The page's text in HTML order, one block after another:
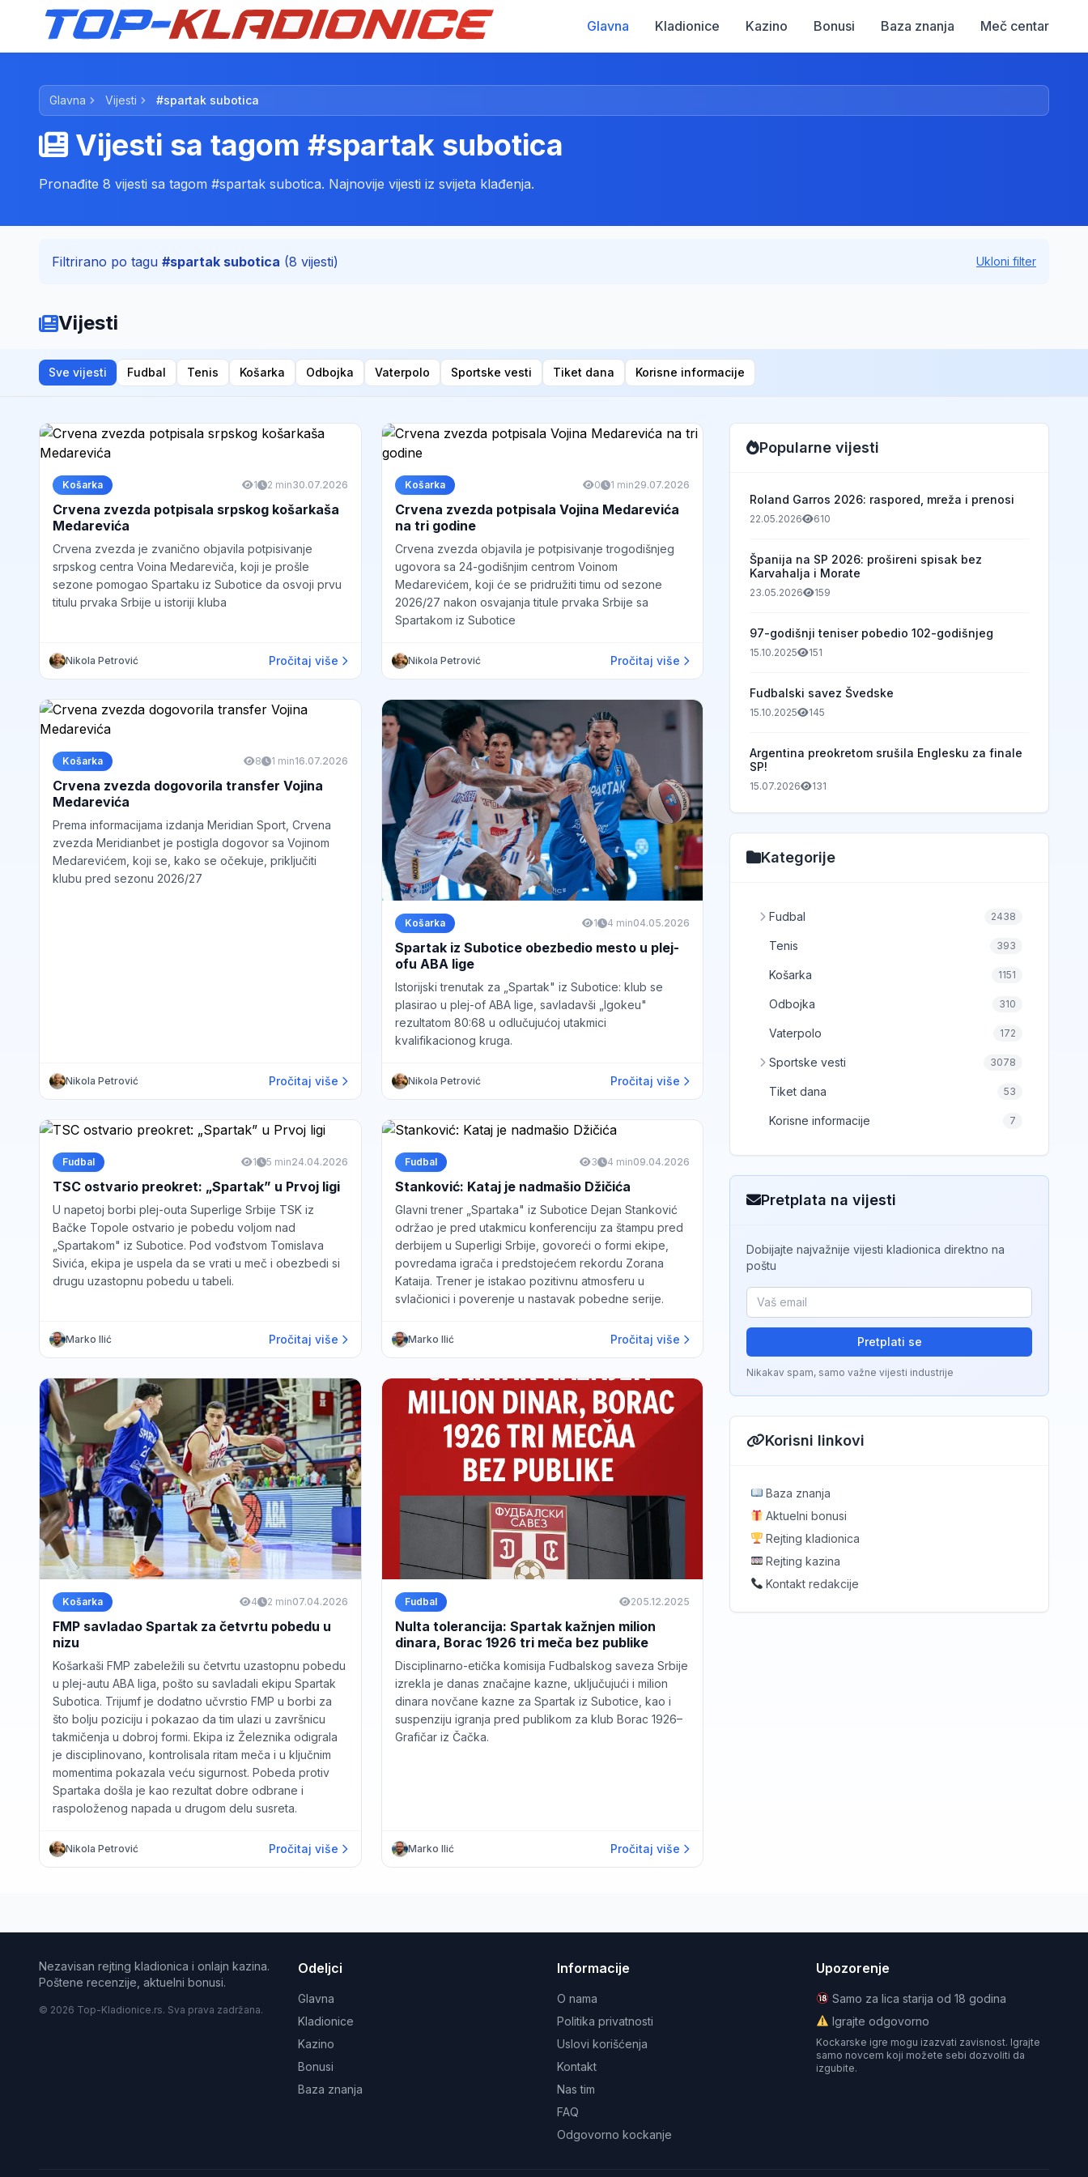
Glavna Kladionice Kazino Bonusi Baza znanja Meč centar
Glavna Vijesti #spartak subotica
Vijesti sa tagom #spartak subotica
Pronađite 8 vijesti sa tagom #spartak subotica. Najnovije vijesti iz svijeta klađenja.
Filtrirano po tagu #spartak subotica (8 vijesti) Ukloni filter
Vijesti
Sve vijesti Fudbal Tenis Košarka Odbojka Vaterpolo Sportske vesti Tiket dana Korisne informacije
Košarka 1 2 min30.07.2026
Crvena zvezda potpisala srpskog košarkaša
Medarevića
Crvena zvezda je zvanično objavila potpisivanje
srpskog centra Voina Medareviča, koji je prošle
sezone pomogao Spartaku iz Subotice da osvoji prvu
titulu prvaka Srbije u istoriji kluba
Nikola Petrović Pročitaj više
Košarka 0 1 min29.07.2026
Crvena zvezda potpisala Vojina Medarevića
na tri godine
Crvena zvezda objavila je potpisivanje trogodišnjeg
ugovora sa 24-godišnjim centrom Voinom
Medarevićem, koji će se pridružiti timu od sezone
2026/27 nakon osvajanja titule prvaka Srbije sa
Spartakom iz Subotice
Nikola Petrović Pročitaj više
Košarka 8 1 min16.07.2026
Crvena zvezda dogovorila transfer Vojina
Medarevića
Prema informacijama izdanja Meridian Sport, Crvena
zvezda Meridianbet je postigla dogovor sa Vojinom
Medarevićem, koji se, kako se očekuje, priključiti
klubu pred sezonu 2026/27
Nikola Petrović Pročitaj više
Košarka 1 4 min04.05.2026
Spartak iz Subotice obezbedio mesto u plej-
ofu ABA lige
Istorijski trenutak za „Spartak" iz Subotice: klub se
plasirao u plej-of ABA lige, savladavši „Igokeu"
rezultatom 80:68 u odlučujućoj utakmici
kvalifikacionog kruga.
Nikola Petrović Pročitaj više
Fudbal 1 5 min24.04.2026
TSC ostvario preokret: „Spartak” u Prvoj ligi
U napetoj borbi plej-outa Superlige Srbije TSK iz
Bačke Topole ostvario je pobedu voljom nad
„Spartakom" iz Subotice. Pod vođstvom Tomislava
Sivića, ekipa je uspela da se vrati u meč i obezbedi si
drugu uzastopnu pobedu u tabeli.
Marko Ilić Pročitaj više
Fudbal 3 4 min09.04.2026
Stanković: Kataj je nadmašio Džičića
Glavni trener „Spartaka" iz Subotice Dejan Stanković
održao je pred utakmicu konferenciju za štampu pred
derbijem u Superligi Srbije, govoreći o formi ekipe,
povredama igrača i predstojećem rekordu Zorana
Kataija. Trener je istakao pozitivnu atmosferu u
svlačionici i poverenje u nastavak pobedne serije.
Marko Ilić Pročitaj više
Košarka 4 2 min07.04.2026
FMP savladao Spartak za četvrtu pobedu u
nizu
Košarkaši FMP zabeležili su četvrtu uzastopnu pobedu
u plej-autu ABA liga, pošto su savladali ekipu Spartak
Subotica. Trijumf je dodatno učvrstio FMP u borbi za
što bolju poziciju i pokazao da tim ulazi u završnicu
takmičenja u dobroj formi. Ekipa iz Železnika odigrala
je disciplinovano, kontrolisala ritam meča i u ključnim
momentima pokazala veću sigurnost. Pobeda protiv
Spartaka došla je kao rezultat dobre odbrane i
raspoloženog napada u drugom delu susreta.
Nikola Petrović Pročitaj više
Fudbal 205.12.2025
Nulta tolerancija: Spartak kažnjen milion
dinara, Borac 1926 tri meča bez publike
Disciplinarno-etička komisija Fudbalskog saveza Srbije
izrekla je danas značajne kazne, uključujući i milion
dinara novčane kazne za Spartak iz Subotice, kao i
suspenziju igranja pred publikom za klub Borac 1926–
Grafičar iz Čačka.
Marko Ilić Pročitaj više
Popularne vijesti
Roland Garros 2026: raspored, mreža i prenosi
22.05.2026 610
Španija na SP 2026: prošireni spisak bez
Karvahalja i Morate
23.05.2026 159
97-godišnji teniser pobedio 102-godišnjeg
15.10.2025 151
Fudbalski savez Švedske
15.10.2025 145
Argentina preokretom srušila Englesku za finale
SP!
15.07.2026 131
Kategorije
Fudbal 2438
Tenis 393
Košarka 1151
Odbojka 310
Vaterpolo 172
Sportske vesti 3078
Tiket dana 53
Korisne informacije 7
Pretplata na vijesti
Dobijajte najvažnije vijesti kladionica direktno na
poštu
Pretplati se
Nikakav spam, samo važne vijesti industrije
Korisni linkovi
Baza znanja
Aktuelni bonusi
Rejting kladionica
Rejting kazina
Kontakt redakcije
Nezavisan rejting kladionica i onlajn kazina.
Poštene recenzije, aktuelni bonusi.
© 2026 Top-Kladionice.rs. Sva prava zadržana.
Odeljci
Glavna
Kladionice
Kazino
Bonusi
Baza znanja
Informacije
O nama
Politika privatnosti
Uslovi korišćenja
Kontakt
Nas tim
FAQ
Odgovorno kockanje
Upozorenje
Samo za lica starija od 18 godina
Igrajte odgovorno
Kockarske igre mogu izazvati zavisnost. Igrajte
samo novcem koji možete sebi dozvoliti da
izgubite.